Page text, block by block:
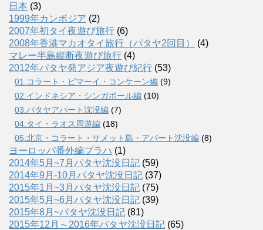
日本 (3)
1999年カンボジア (2)
2007年初タイ夜遊び旅行 (6)
2008年香港マカオタイ旅行（パタヤ2回目）
(4)
マレー半島縦断夜遊び旅行 (4)
2012年パタヤ発アジア夜遊び紀行 (53)
01.コラート・ピマーイ・コンケーン編 (9)
02.インドネシア・シンガポール編 (10)
03.パタヤアパート沈没編 (7)
04.タイ・ラオス周遊編 (18)
05.北京・コラート・サメット島・アパート沈没編 (8)
ヨーロッパ番外編プラハ (1)
2014年5月~7月パタヤ沈没日記 (59)
2014年9月-10月パタヤ沈没日記 (37)
2015年1月~3月パタヤ沈没日記 (75)
2015年5月~6月パタヤ沈没日記 (39)
2015年8月~パタヤ沈没日記 (81)
2015年12月～2016年パタヤ沈没日記 (65)